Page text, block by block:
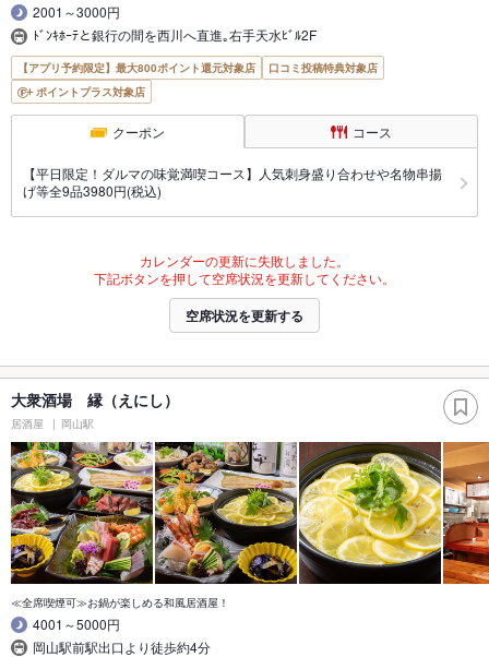
2001～3000円
ﾄﾞﾝｷﾎｰﾃと銀行の間を西川へ直進｡右手天水ﾋﾞﾙ2F
【アプリ予約限定】最大800ポイント還元対象店
口コミ投稿特典対象店
ポイントプラス対象店
クーポン コース
【平日限定！ダルマの味覚満喫コース】人気刺身盛り合わせや名物串揚
げ等全9品3980円(税込)
カレンダーの更新に失敗しました。
下記ボタンを押して空席状況を更新してください。
空席状況を更新する
大衆酒場 縁（えにし）
居酒屋 岡山駅
≪全席喫煙可≫お鍋が楽しめる和風居酒屋！
4001～5000円
岡山駅前駅出口より徒歩約4分